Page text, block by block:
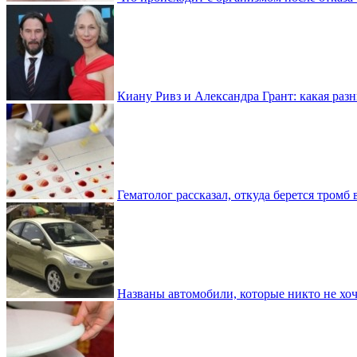
Киану Ривз и Александра Грант: какая
Гематолог рассказал, откуда берется тромб
Названы автомобили, которые никто не